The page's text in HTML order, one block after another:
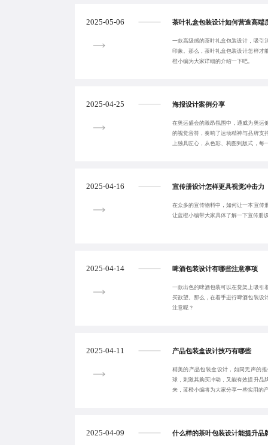
2025-05-06 茶叶礼盒包装设计如何营造高端
一款高级感的茶叶礼盒包装设计，吸引
印象。那么，茶叶礼盒包装设计怎样才
橙小编为大家详细的介绍一下吧。
2025-04-25 海报设计案例分享
在奥运盛会的激昂氛围中，通威为奥运
的视觉音符，奏响了运动精神与品牌支
上独具匠心，从色彩、构图到版式，每
2025-04-16 宣传册设计怎样更具视觉冲击力
在众多的宣传物料中，如何让一本宣传
让蓝橙小编带大家具体了解一下宣传册
2025-04-14 啤酒包装设计有哪些注意事项
一款出色的啤酒包装可以在货架上吸引
买欲望。那么，在着手进行啤酒包装设
注意呢？
2025-04-11 产品包装盒设计技巧有哪些
精美的产品包装盒设计，如同无声的
球，刺激其购买冲动，又能有效提升品
来，蓝橙小编将为大家分享一些实用的
2025-04-09 什么样的茶叶包装设计能提升品